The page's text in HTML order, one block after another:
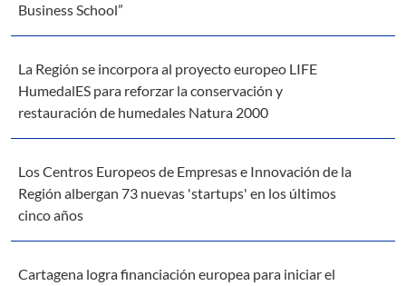
Business School”
La Región se incorpora al proyecto europeo LIFE
HumedalES para reforzar la conservación y
restauración de humedales Natura 2000
Los Centros Europeos de Empresas e Innovación de la
Región albergan 73 nuevas 'startups' en los últimos
cinco años
Cartagena logra financiación europea para iniciar el